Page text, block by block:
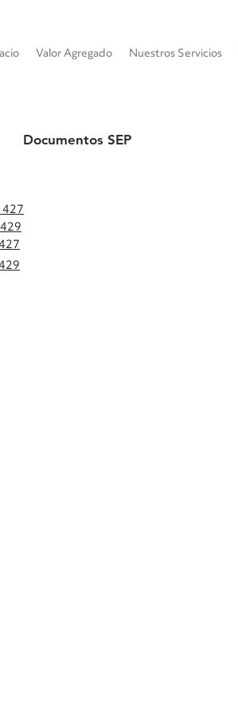
Valor Agregado Nuestros Servicios
Documentos SEP